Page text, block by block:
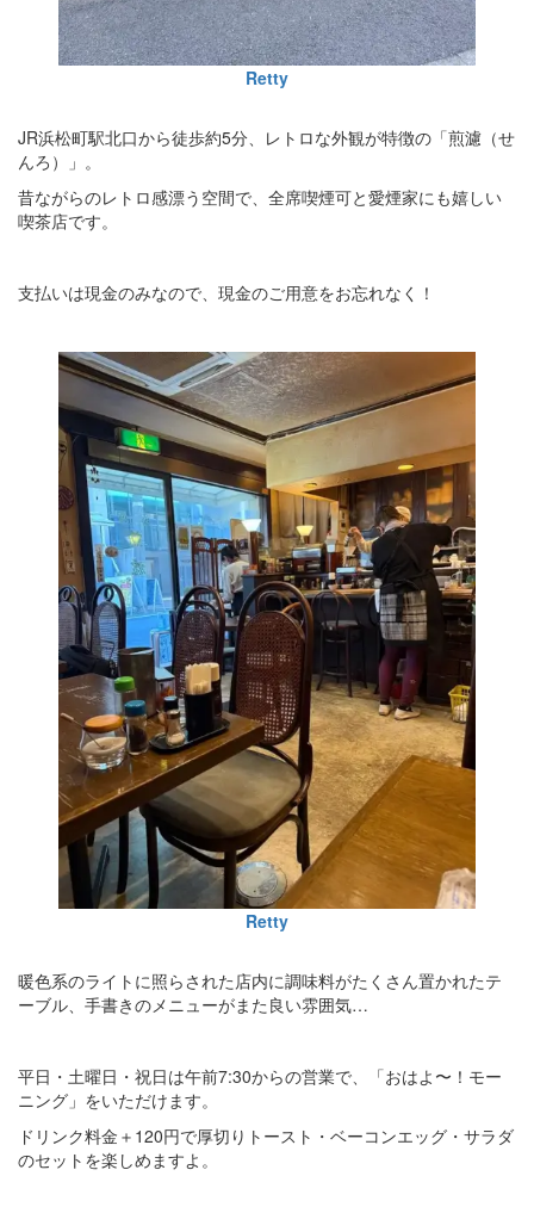
Retty
JR浜松町駅北口から徒歩約5分、レトロな外観が特徴の「煎濾（せ
んろ）」。
昔ながらのレトロ感漂う空間で、全席喫煙可と愛煙家にも嬉しい
喫茶店です。
支払いは現金のみなので、現金のご用意をお忘れなく！
Retty
暖色系のライトに照らされた店内に調味料がたくさん置かれたテ
ーブル、手書きのメニューがまた良い雰囲気…
平日・土曜日・祝日は午前7:30からの営業で、「おはよ〜！モー
ニング」をいただけます。
ドリンク料金＋120円で厚切りトースト・ベーコンエッグ・サラダ
のセットを楽しめますよ。